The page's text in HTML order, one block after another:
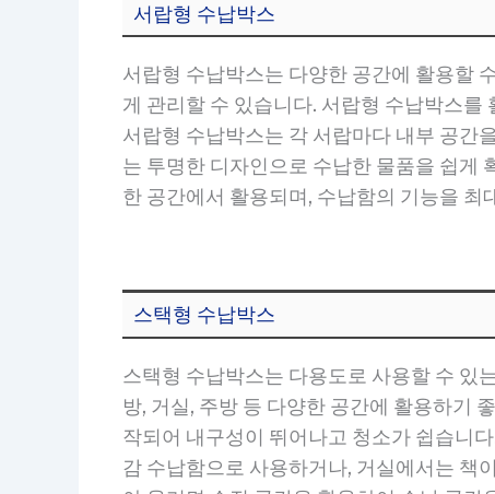
서랍형 수납박스
서랍형 수납박스는 다양한 공간에 활용할
게 관리할 수 있습니다. 서랍형 수납박스
서랍형 수납박스는 각 서랍마다 내부 공간
는 투명한 디자인으로 수납한 물품을 쉽게
한 공간에서 활용되며, 수납함의 기능을 최
스택형 수납박스
스택형 수납박스는 다용도로 사용할 수 있
방, 거실, 주방 등 다양한 공간에 활용하기
작되어 내구성이 뛰어나고 청소가 쉽습니
감 수납함으로 사용하거나, 거실에서는 책